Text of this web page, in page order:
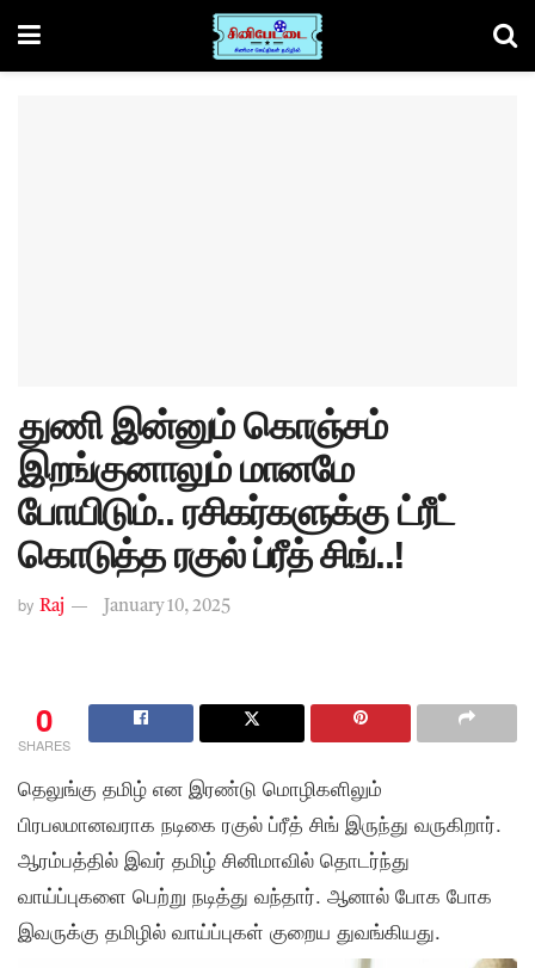
துணி இன்னும் கொஞ்சம்
இறங்குனாலும் மானமே
போயிடும்.. ரசிகர்களுக்கு ட்ரீட்
கொடுத்த ரகுல் ப்ரீத் சிங்..!
by Raj January 10, 2025
0
SHARES
தெலுங்கு தமிழ் என இரண்டு மொழிகளிலும்
பிரபலமானவராக நடிகை ரகுல் ப்ரீத் சிங் இருந்து வருகிறார்.
ஆரம்பத்தில் இவர் தமிழ் சினிமாவில் தொடர்ந்து
வாய்ப்புகளை பெற்று நடித்து வந்தார். ஆனால் போக போக
இவருக்கு தமிழில் வாய்ப்புகள் குறைய துவங்கியது.